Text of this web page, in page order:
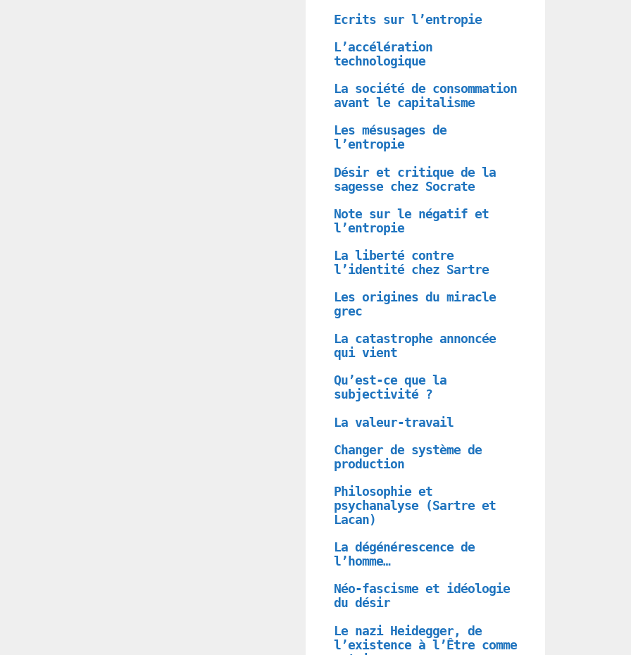
Ecrits sur l’entropie
L’accélération
technologique
La société de consommation
avant le capitalisme
Les mésusages de
l’entropie
Désir et critique de la
sagesse chez Socrate
Note sur le négatif et
l’entropie
La liberté contre
l’identité chez Sartre
Les origines du miracle
grec
La catastrophe annoncée
qui vient
Qu’est-ce que la
subjectivité ?
La valeur-travail
Changer de système de
production
Philosophie et
psychanalyse (Sartre et
Lacan)
La dégénérescence de
l’homme…
Néo-fascisme et idéologie
du désir
Le nazi Heidegger, de
l’existence à l’Être comme